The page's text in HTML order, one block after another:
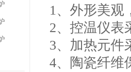
1、外形美观
2、控温仪表
3、加热元件
4、陶瓷纤维